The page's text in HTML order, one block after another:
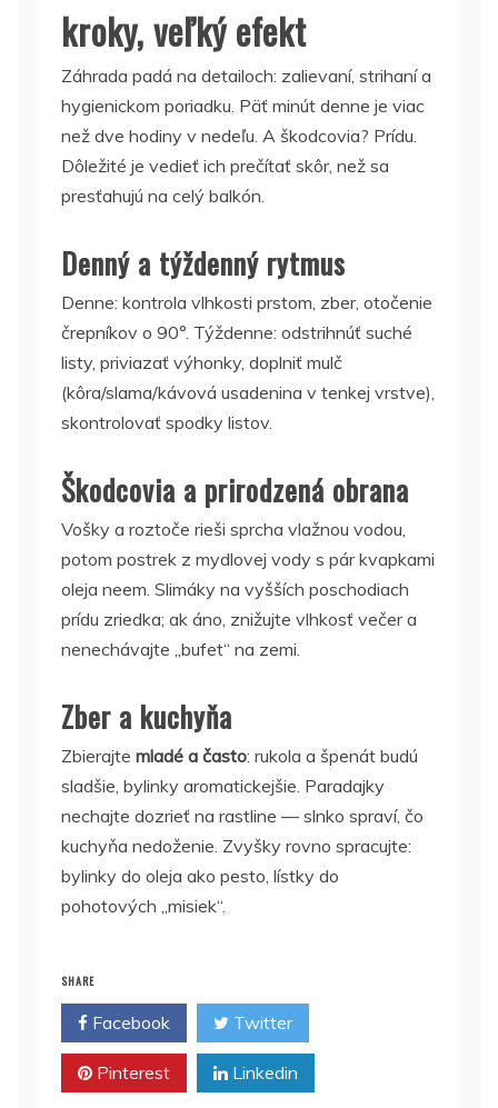
kroky, veľký efekt
Záhrada padá na detailoch: zalievaní, strihaní a
hygienickom poriadku. Päť minút denne je viac
než dve hodiny v nedeľu. A škodcovia? Prídu.
Dôležité je vedieť ich prečítať skôr, než sa
presťahujú na celý balkón.
Denný a týždenný rytmus
Denne: kontrola vlhkosti prstom, zber, otočenie
črepníkov o 90°. Týždenne: odstrihnúť suché
listy, priviazať výhonky, doplniť mulč
(kôra/slama/kávová usadenina v tenkej vrstve),
skontrolovať spodky listov.
Škodcovia a prirodzená obrana
Vošky a roztoče rieši sprcha vlažnou vodou,
potom postrek z mydlovej vody s pár kvapkami
oleja neem. Slimáky na vyšších poschodiach
prídu zriedka; ak áno, znižujte vlhkosť večer a
nenechávajte „bufet“ na zemi.
Zber a kuchyňa
Zbierajte mladé a často: rukola a špenát budú
sladšie, bylinky aromatickejšie. Paradajky
nechajte dozrieť na rastline — slnko spraví, čo
kuchyňa nedoženie. Zvyšky rovno spracujte:
bylinky do oleja ako pesto, lístky do
pohotových „misiek“.
SHARE
Facebook Twitter
Pinterest Linkedin